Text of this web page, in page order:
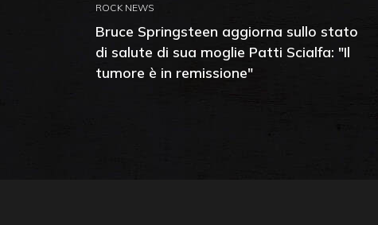
ROCK NEWS
Bruce Springsteen aggiorna sullo stato
di salute di sua moglie Patti Scialfa: "Il
tumore è in remissione"